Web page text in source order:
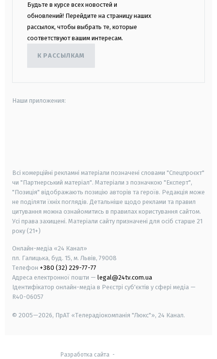
Будьте в курсе всех новостей и
обновлений! Перейдите на страницу наших
рассылок, чтобы выбрать те, которые
соответствуют вашим интересам.
К РАССЫЛКАМ
Наши приложения:
Всі комерційні рекламні матеріали позначені словами "Спецпроєкт"
чи "Партнерський матеріал". Матеріали з позначкою "Експерт",
"Позиція" відображають позицію авторів та героїв. Редакція може
не поділяти їхніх поглядів. Детальніше щодо реклами та правил
цитування можна ознайомитись в правилах користування сайтом.
Усі права захищені. Матеріали сайту призначені для осіб старше 21
року (21+)
Онлайн-медіа «24 Канал»
пл. Галицька, буд. 15, м. Львів, 79008
Телефон +380 (32) 229-77-77
Адреса електронної пошти — legal@24tv.com.ua
Ідентифікатор онлайн-медіа в Реєстрі суб'єктів у сфері медіа —
R40-06057
© 2005—2026, ПрАТ «Телерадіокомпанія "Люкс"», 24 Канал.
Разработка сайта -